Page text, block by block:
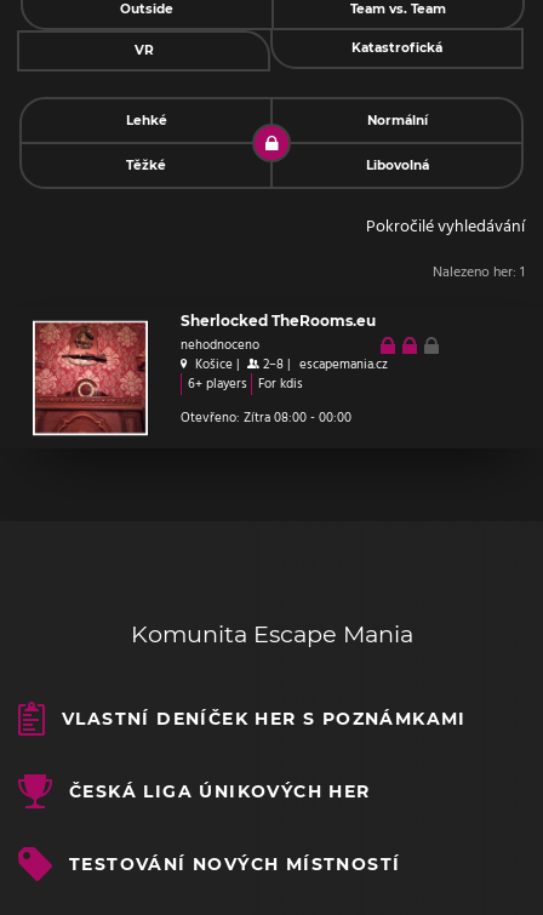
Outside Team vs. Team
VR Katastrofická
Lehké Normální
Těžké Libovolná
Pokročilé vyhledávání
Nalezeno her: 1
Sherlocked TheRooms.eu
nehodnoceno
Košice| 2–8| escapemania.cz
6+ players For kdis
Otevřeno: Zítra 08:00 - 00:00
Komunita Escape Mania
VLASTNÍ DENÍČEK HER S POZNÁMKAMI
ČESKÁ LIGA ÚNIKOVÝCH HER
TESTOVÁNÍ NOVÝCH MÍSTNOSTÍ